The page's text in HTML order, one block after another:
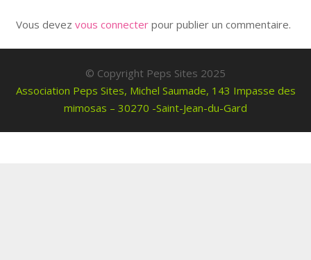
Vous devez vous connecterpour publier un commentaire.
© Copyright Peps Sites 2025
Association Peps Sites, Michel Saumade, 143 Impasse des
mimosas – 30270 -Saint-Jean-du-Gard